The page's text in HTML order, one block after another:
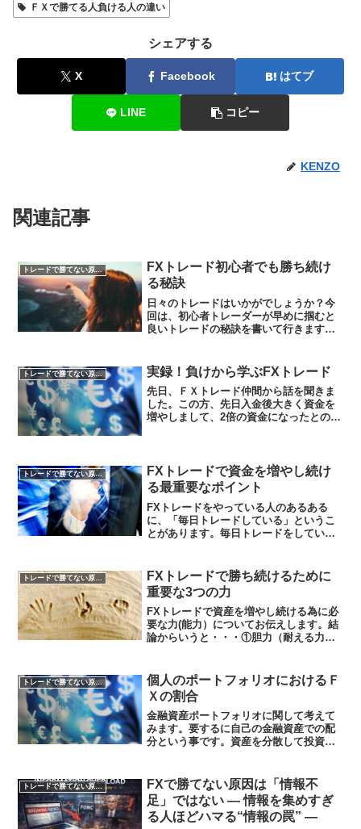
ＦＸで勝てる人負ける人の違い
シェアする
X Facebook はてブ
LINE コピー
KENZO
関連記事
トレードで勝てない原因を知る
FXトレード初心者でも勝ち続け
る秘訣
日々のトレードはいかがでしょうか？今
回は、初心者トレーダーが早めに掴むと
良いトレードの秘訣を書いて行きます。
益を得る投資です。ポジションを持って
からどれくらいで利確す...
トレードで勝てない原因を知る 実録！負けから学ぶFXトレード
先日、ＦＸトレード仲間から話を聞きま
した。この方、先日入金後大きく資金を
増やしまして、2倍の資金になったとのこ
方は、海外口座でトレー...
トレードで勝てない原因を知る
FXトレードで資金を増やし続け
る最重要なポイント
FXトレードをやっている人のあるある
に、「毎日トレードしている」というこ
とがあります。毎日トレードをしてい
ドを資産運用として活用することに最も
重要なことをお伝えしよう...
FXトレードで勝ち続けるために
重要な3つの力
FXトレードで資産を増やし続ける為に必
要な力(能力）についてお伝えします。結
論からいうと・・・①胆力（耐える力）
の能力が最低限必要です。それぞれを解
説していきます。①...
トレードで勝てない原因を知る
個人のポートフォリオにおけるＦ
Ｘの割合
金融資産ポートフォリオに関して考えて
みます。要するに自己の金融資産での配
分という事です。資産を分散して投資す
運用を考えて行くなかで、ＦＸ1択という
のは、リスクが高いと言...
トレードで勝てない原因を知る
FXで勝てない原因は「情報不
足」ではない ― 情報を集めすぎ
る人ほどハマる“情報の罠” ―